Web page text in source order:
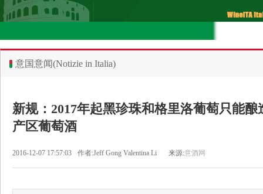
意国意闻(Notizie in Italia)
新规：2017年起黑珍珠和格里洛葡萄只能
产区葡萄酒
2016-12-07 17:57:03 作者:Jeff Gong Valentina Li 来源:意酒网